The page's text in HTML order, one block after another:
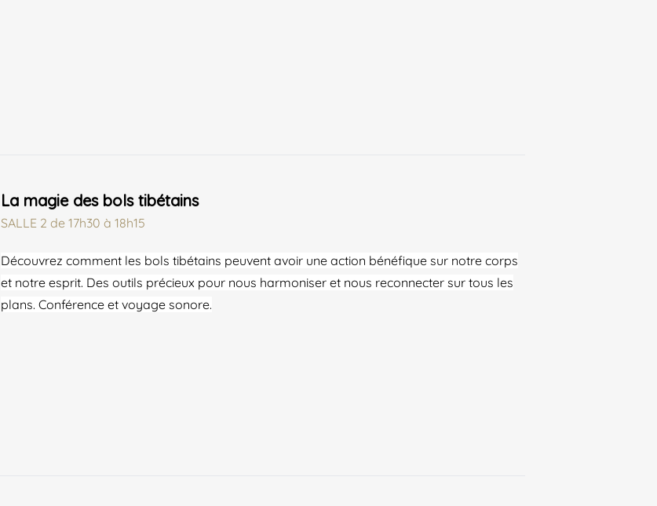
La magie des bols tibétains
SALLE 2de17h30 à 18h15
Découvrez comment les bols tibétains peuvent avoir une action bénéfique sur notre corps
et notre esprit. Des outils précieux pour nous harmoniser et nous reconnecter sur tous les
plans. Conférence et voyage sonore.